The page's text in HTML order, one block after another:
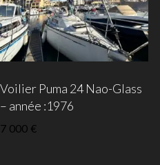
Voilier Puma 24 Nao-Glass
– année :1976
7 000 €